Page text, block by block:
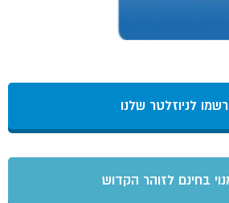
לניוזלטר שלנו
בחינם לזוהר הקדוש